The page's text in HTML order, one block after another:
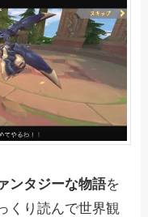
ンタジーな物語を
くり読んで世界観